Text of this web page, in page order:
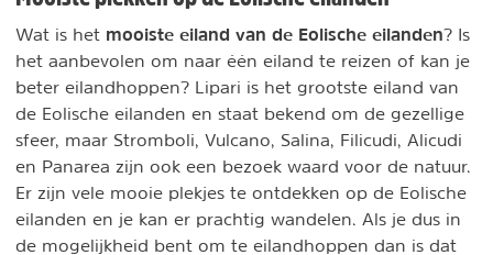
Wat is het mooiste eiland van de Eolische eilanden? Is
het aanbevolen om naar één eiland te reizen of kan je
beter eilandhoppen? Lipari is het grootste eiland van
de Eolische eilanden en staat bekend om de gezellige
sfeer, maar Stromboli, Vulcano, Salina, Filicudi, Alicudi
en Panarea zijn ook een bezoek waard voor de natuur.
Er zijn vele mooie plekjes te ontdekken op de Eolische
eilanden en je kan er prachtig wandelen. Als je dus in
de mogelijkheid bent om te eilandhoppen dan is dat